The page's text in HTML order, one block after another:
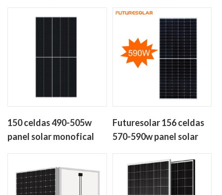
150 celdas 490-505w
panel solar monofical
Futuresolar 156 celdas
570-590w panel solar
media